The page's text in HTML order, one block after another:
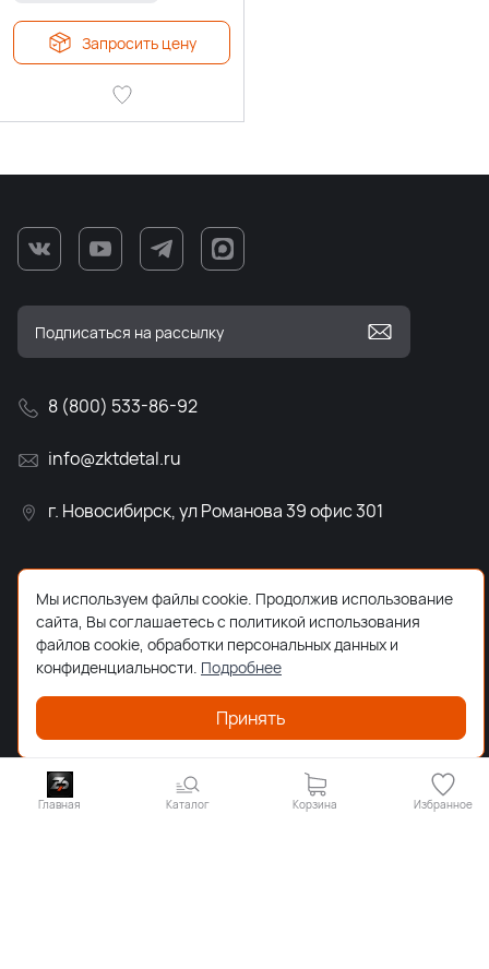
Запросить цену
8 (800) 533-86-92
info@zktdetal.ru
г. Новосибирск, ул Романова 39 офис 301
ООО "ЗКТДЕТАЛ" ® 2026
Главная Каталог Корзина Избранное
Мы используем файлы cookie. Продолжив использование
сайта, Вы соглашаетесь с политикой использования
файлов cookie, обработки персональных данных и
конфиденциальности. Подробнее
Принять